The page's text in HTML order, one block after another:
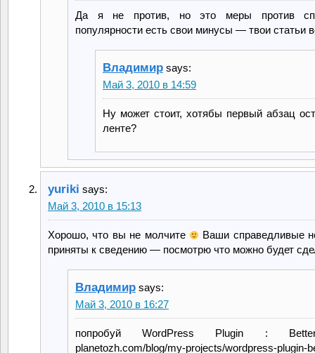
Да я не против, но это меры против
популярности есть свои минусы — твои статьи
Владимир says:
Май 3, 2010 в 14:59
Ну может стоит, хотябы первый абзац
ленте?
yuriki says:
Май 3, 2010 в 15:13
Хорошо, что вы не молчите
Ваши справедливые
приняты к сведению — посмотрю что можно будет
Владимир says:
Май 3, 2010 в 16:27
попробуй WordPress Plugin :
planetozh.com/blog/my-projects/wordpress-plugin-